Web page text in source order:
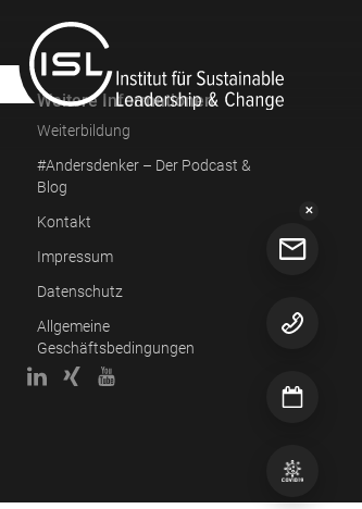
✕
Weitere Informationen
Weiterbildung
#Andersdenker – Der Podcast &
Blog
Kontakt
Impressum
Datenschutz
Allgemeine
Geschäftsbedingungen